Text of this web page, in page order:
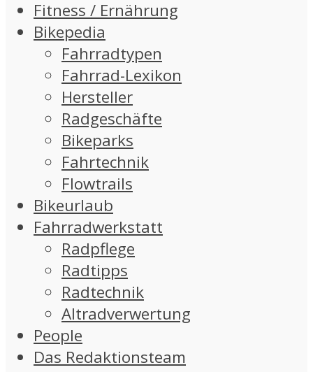
Fitness / Ernährung
Bikepedia
Fahrradtypen
Fahrrad-Lexikon
Hersteller
Radgeschäfte
Bikeparks
Fahrtechnik
Flowtrails
Bikeurlaub
Fahrradwerkstatt
Radpflege
Radtipps
Radtechnik
Altradverwertung
People
Das Redaktionsteam